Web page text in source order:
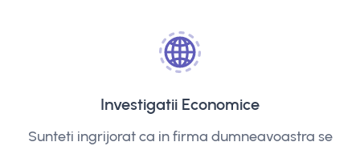
Investigatii Economice
Sunteti ingrijorat ca in firma dumneavoastra se